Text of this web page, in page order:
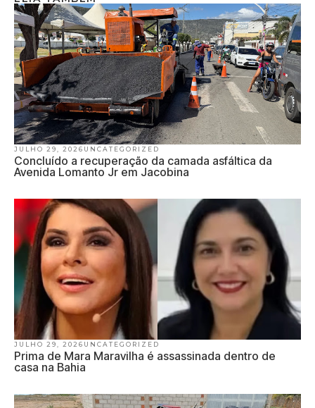
JULHO 29, 2026 UNCATEGORIZED
Concluído a recuperação da camada asfáltica da
Avenida Lomanto Jr em Jacobina
JULHO 29, 2026 UNCATEGORIZED
Prima de Mara Maravilha é assassinada dentro de
casa na Bahia